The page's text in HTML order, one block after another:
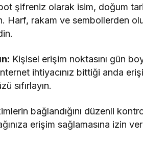
şifreniz olarak isim, doğum
Harf, rakam ve sembollerden
Kişisel erişim noktasını gün
ihtiyacınız bittiği anda
sıfırlayın.
bağlandığını düzenli
erişim sağlamasına izin